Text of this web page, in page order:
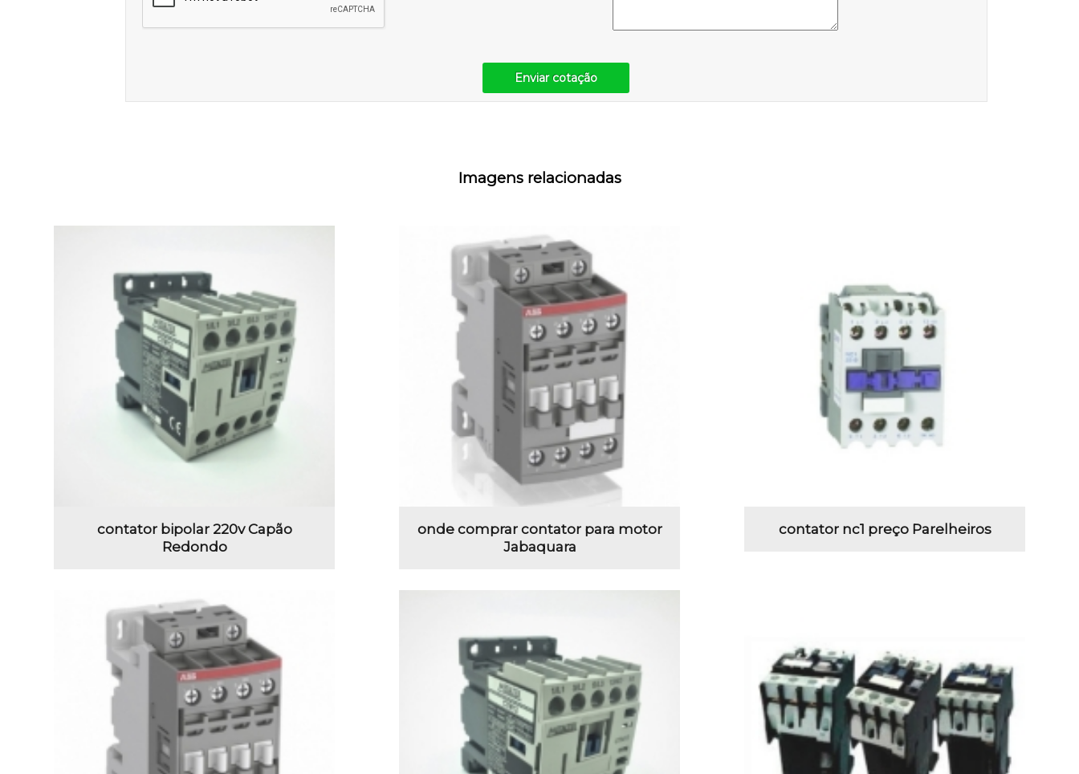
Enviar cotação
Imagens relacionadas
contator bipolar 220v Capão
Redondo
onde comprar contator para motor
Jabaquara
contator nc1 preço Parelheiros